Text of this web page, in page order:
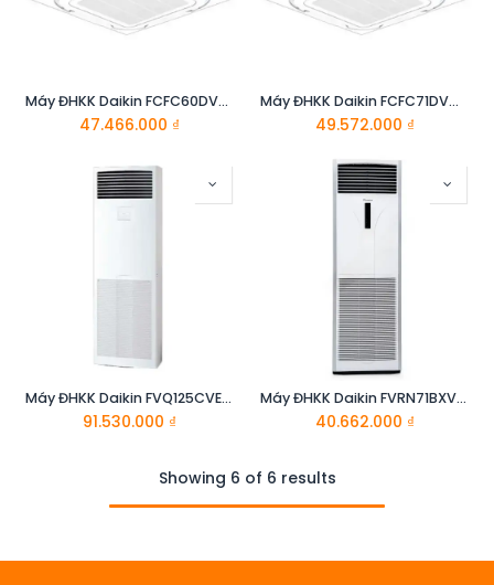
Máy ĐHKK Daikin FCFC60DVM/RZFC60DVM
47.466.000 ₫
Máy ĐHKK Daikin FCFC71DVM/RZFC71DVM
49.572.000 ₫
Máy ĐHKK Daikin FVQ125CVEB/RZR125MVM
91.530.000 ₫
Máy ĐHKK Daikin FVRN71BXV1V/RR71CBXV1V
40.662.000 ₫
Showing 6 of 6 results